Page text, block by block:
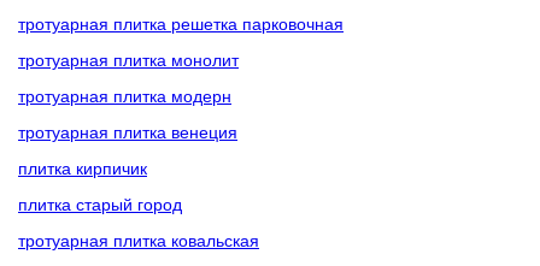
тротуарная плитка решетка парковочная
тротуарная плитка монолит
тротуарная плитка модерн
тротуарная плитка венеция
плитка кирпичик
плитка старый город
тротуарная плитка ковальская